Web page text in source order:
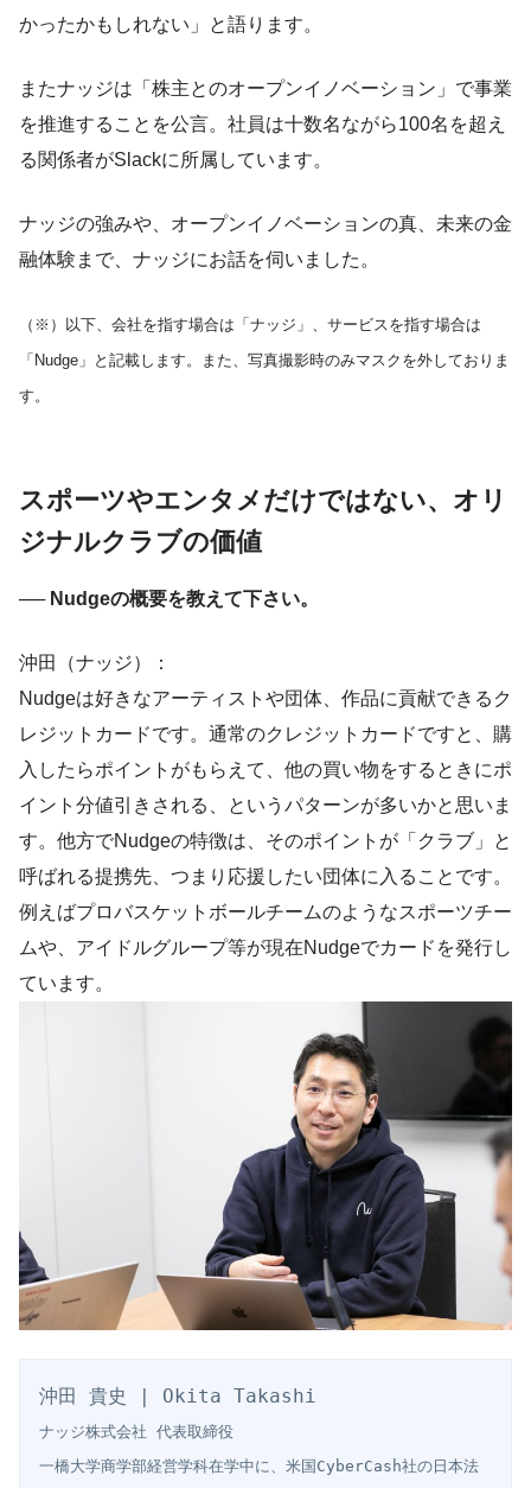
かったかもしれない」と語ります。
またナッジは「株主とのオープンイノベーション」で事業
を推進することを公言。社員は十数名ながら100名を超え
る関係者がSlackに所属しています。
ナッジの強みや、オープンイノベーションの真、未来の金
融体験まで、ナッジにお話を伺いました。
（※）以下、会社を指す場合は「ナッジ」、サービスを指す場合は
「Nudge」と記載します。また、写真撮影時のみマスクを外しておりま
す。
スポーツやエンタメだけではない、オリ
ジナルクラブの価値
── Nudgeの概要を教えて下さい。
沖田（ナッジ）：
Nudgeは好きなアーティストや団体、作品に貢献できるク
レジットカードです。通常のクレジットカードですと、購
入したらポイントがもらえて、他の買い物をするときにポ
イント分値引きされる、というパターンが多いかと思いま
す。他方でNudgeの特徴は、そのポイントが「クラブ」と
呼ばれる提携先、つまり応援したい団体に入ることです。
例えばプロバスケットボールチームのようなスポーツチー
ムや、アイドルグループ等が現在Nudgeでカードを発行し
ています。
ナッジ株式会社 代表取締役
一橋大学商学部経営学科在学中に、米国CyberCash社の日本法